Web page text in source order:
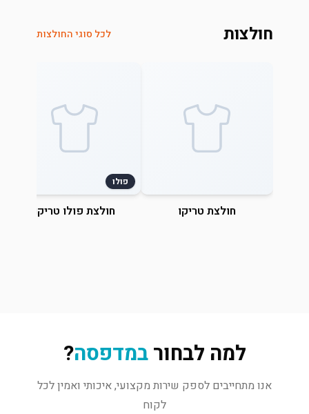
חולצות לכל סוגי החולצות
חולצת טריקו
פולו
חולצת פולו טריקו
למה לבחורבמדפסה?
אנו מתחייבים לספק שירות מקצועי, איכותי ואמין לכל
לקוח